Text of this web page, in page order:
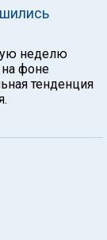
неделю
фоне
тенденция